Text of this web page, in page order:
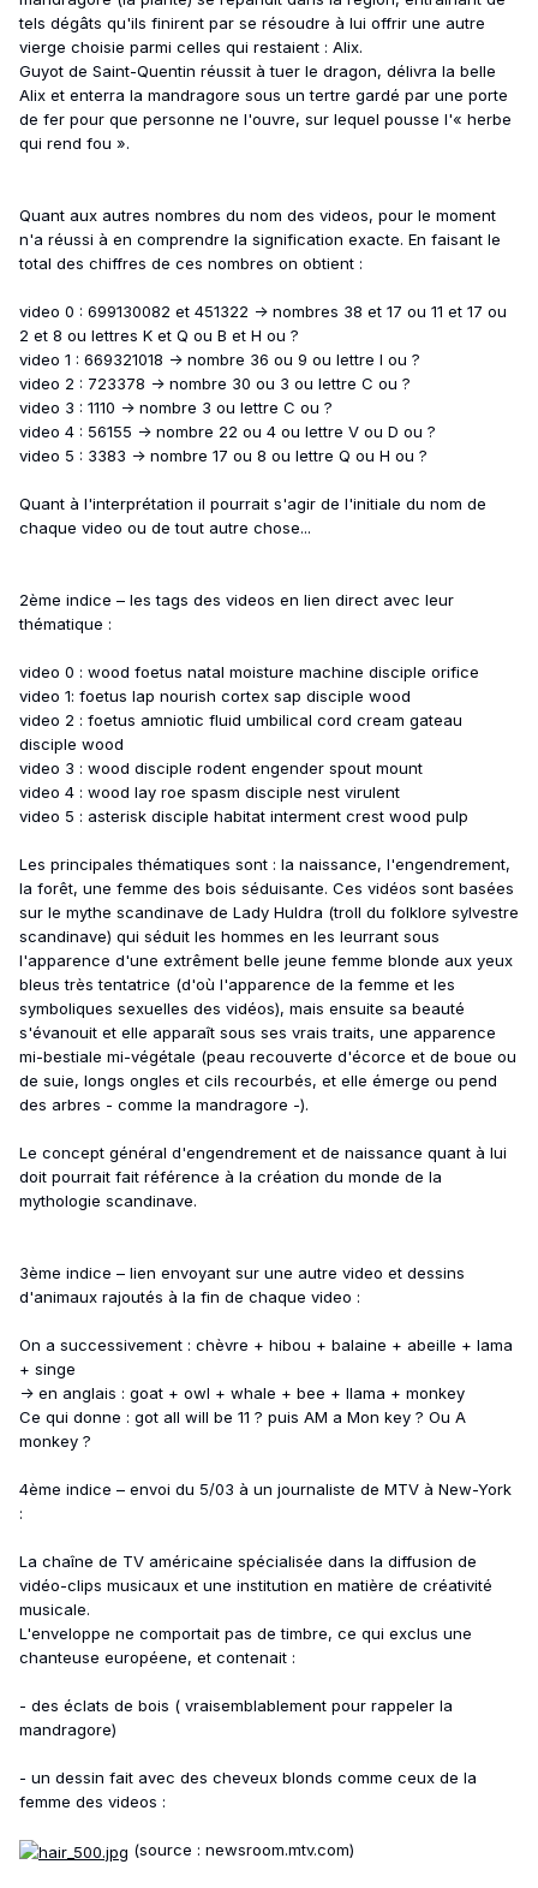
tels dégâts qu'ils finirent par se résoudre à lui offrir une autre
vierge choisie parmi celles qui restaient : Alix.
Guyot de Saint-Quentin réussit à tuer le dragon, délivra la belle
Alix et enterra la mandragore sous un tertre gardé par une porte
de fer pour que personne ne l'ouvre, sur lequel pousse l'« herbe
qui rend fou ».
Quant aux autres nombres du nom des videos, pour le moment
n'a réussi à en comprendre la signification exacte. En faisant le
total des chiffres de ces nombres on obtient :
video 0 : 699130082 et 451322 -> nombres 38 et 17 ou 11 et 17 ou
2 et 8 ou lettres K et Q ou B et H ou ?
video 1 : 669321018 -> nombre 36 ou 9 ou lettre I ou ?
video 2 : 723378 -> nombre 30 ou 3 ou lettre C ou ?
video 3 : 1110 -> nombre 3 ou lettre C ou ?
video 4 : 56155 -> nombre 22 ou 4 ou lettre V ou D ou ?
video 5 : 3383 -> nombre 17 ou 8 ou lettre Q ou H ou ?
Quant à l'interprétation il pourrait s'agir de l'initiale du nom de
chaque video ou de tout autre chose...
2ème indice – les tags des videos en lien direct avec leur
thématique :
video 0 : wood foetus natal moisture machine disciple orifice
video 1: foetus lap nourish cortex sap disciple wood
video 2 : foetus amniotic fluid umbilical cord cream gateau
disciple wood
video 3 : wood disciple rodent engender spout mount
video 4 : wood lay roe spasm disciple nest virulent
video 5 : asterisk disciple habitat interment crest wood pulp
Les principales thématiques sont : la naissance, l'engendrement,
la forêt, une femme des bois séduisante. Ces vidéos sont basées
sur le mythe scandinave de Lady Huldra (troll du folklore sylvestre
scandinave) qui séduit les hommes en les leurrant sous
l'apparence d'une extrêment belle jeune femme blonde aux yeux
bleus très tentatrice (d'où l'apparence de la femme et les
symboliques sexuelles des vidéos), mais ensuite sa beauté
s'évanouit et elle apparaît sous ses vrais traits, une apparence
mi-bestiale mi-végétale (peau recouverte d'écorce et de boue ou
de suie, longs ongles et cils recourbés, et elle émerge ou pend
des arbres - comme la mandragore -).
Le concept général d'engendrement et de naissance quant à lui
doit pourrait fait référence à la création du monde de la
mythologie scandinave.
3ème indice – lien envoyant sur une autre video et dessins
d'animaux rajoutés à la fin de chaque video :
On a successivement : chèvre + hibou + balaine + abeille + lama
+ singe
-> en anglais : goat + owl + whale + bee + llama + monkey
Ce qui donne : got all will be 11 ? puis AM a Mon key ? Ou A
monkey ?
4ème indice – envoi du 5/03 à un journaliste de MTV à New-York
:
La chaîne de TV américaine spécialisée dans la diffusion de
vidéo-clips musicaux et une institution en matière de créativité
musicale.
L'enveloppe ne comportait pas de timbre, ce qui exclus une
chanteuse européene, et contenait :
- des éclats de bois ( vraisemblablement pour rappeler la
mandragore)
- un dessin fait avec des cheveux blonds comme ceux de la
femme des videos :
(source : newsroom.mtv.com)